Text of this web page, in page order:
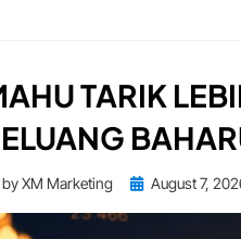
TARIK
byXM Marketing
Posted
on
August 7,